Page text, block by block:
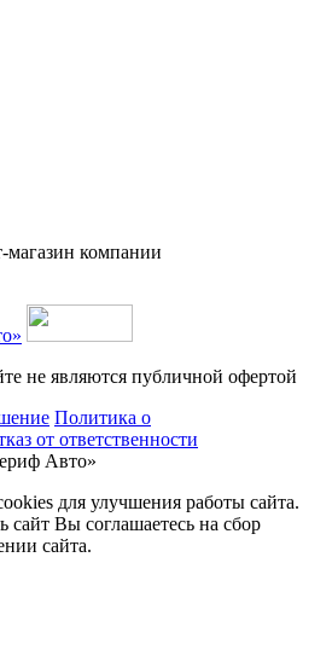
компании
не являются публичной офертой
Политика о
от ответственности
Авто»
для улучшения работы сайта.
сайт Вы соглашаетесь на сбор
сайта.